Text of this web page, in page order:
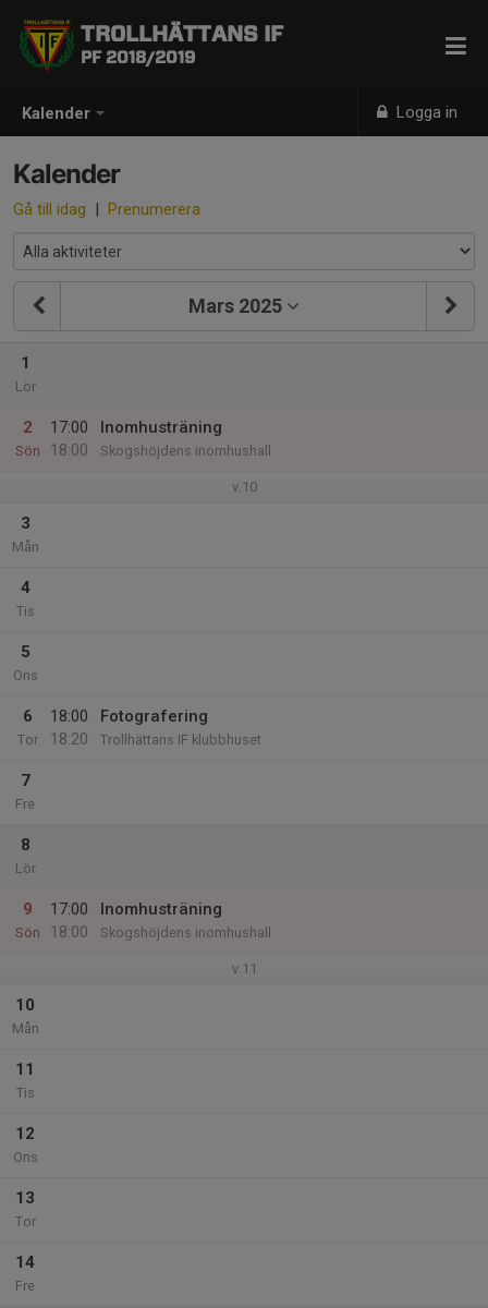
Kalender Logga in
TROLLHÄTTANS IF
PF 2018/2019
Kalender
Gå till idag | Prenumerera
Mars 2025
1
Lör
2
Sön
17:00
18:00
Inomhusträning
Skogshöjdens inomhushall
v.10
3
Mån
4
Tis
5
Ons
6
Tor
18:00
18:20
Fotografering
Trollhättans IF klubbhuset
7
Fre
8
Lör
9
Sön
17:00
18:00
Inomhusträning
Skogshöjdens inomhushall
v.11
10
Mån
11
Tis
12
Ons
13
Tor
14
Fre